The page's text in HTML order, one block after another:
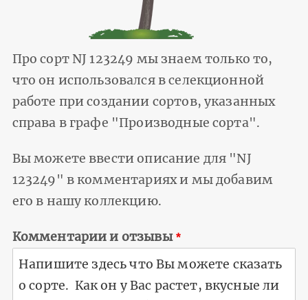
Про сорт NJ 123249 мы знаем только то,
что он использовался в селекционной
работе при создании сортов, указанных
справа в графе "Производные сорта".
Вы можете ввести описание для "NJ
123249" в комментариях и мы добавим
его в нашу коллекцию.
Комментарии и отзывы